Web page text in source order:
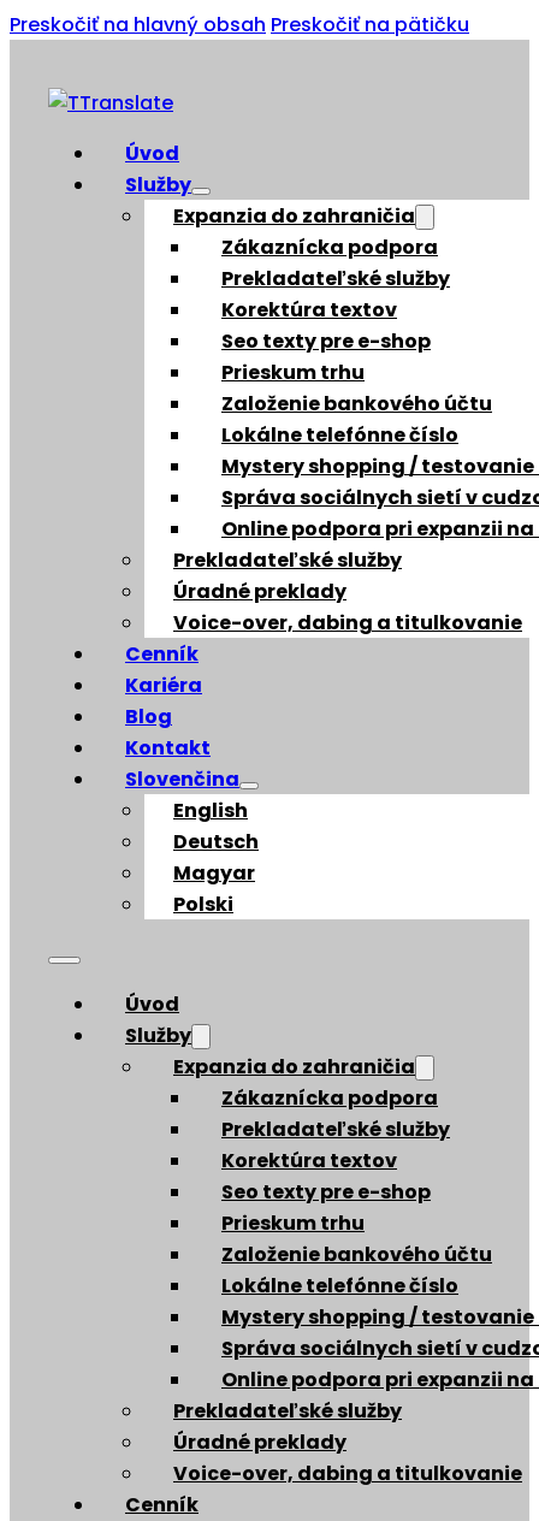
Preskočiť na hlavný obsah Preskočiť na pätičku
Úvod
Služby
Expanzia do zahraničia
Zákaznícka podpora
Prekladateľské služby
Korektúra textov
Seo texty pre e-shop
Prieskum trhu
Založenie bankového účtu
Lokálne telefónne číslo
Mystery shopping /
Správa sociálnych sietí v
Online podpora pri expanzii
Prekladateľské služby
Úradné preklady
Voice-over, dabing a titulkovanie
Cenník
Kariéra
Blog
Kontakt
Slovenčina
English
Deutsch
Magyar
Polski
Úvod
Služby
Expanzia do zahraničia
Zákaznícka podpora
Prekladateľské služby
Korektúra textov
Seo texty pre e-shop
Prieskum trhu
Založenie bankového účtu
Lokálne telefónne číslo
Mystery shopping /
Správa sociálnych sietí v
Online podpora pri expanzii
Prekladateľské služby
Úradné preklady
Voice-over, dabing a titulkovanie
Cenník